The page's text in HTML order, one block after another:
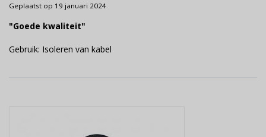
Geplaatst op 19 januari 2024
"Goede kwaliteit"
Gebruik: Isoleren van kabel